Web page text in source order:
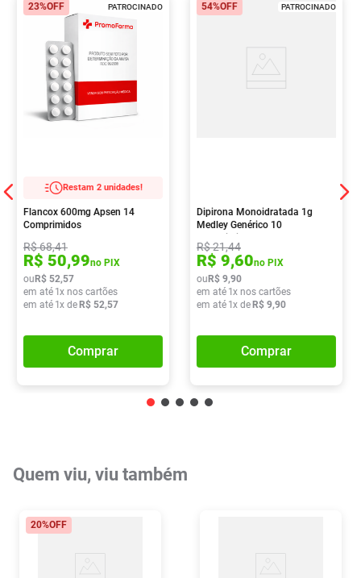
PATROCINADO
23%OFF
Restam 2 unidades!
Flancox 600mg Apsen 14
Comprimidos
R$68,41
R$ 50,99no PIX
ou R$ 52,57
em até 1x nos cartões
em até 1x de R$ 52,57
Comprar
PATROCINADO
54%OFF
Dipirona Monoidratada 1g
Medley Genérico 10
R$21,44
R$ 9,60no PIX
ou R$ 9,90
em até 1x nos cartões
em até 1x de R$ 9,90
Comprar
Quem viu, viu também
20%OFF